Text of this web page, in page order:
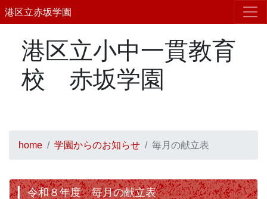
港区立赤坂学園
港区立小中一貫教育
校 赤坂学園
home 学園からのお知らせ 毎月の献立表
令和８年度 毎月の献立表